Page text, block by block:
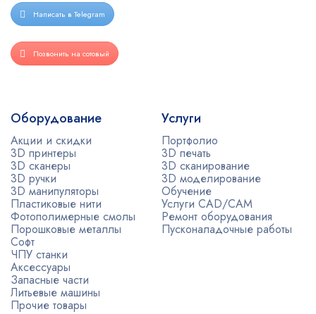
Написать в Telegram
Позвонить на сотовый
Оборудование
Акции и скидки
3D принтеры
3D сканеры
3D ручки
3D манипуляторы
Пластиковые нити
Фотополимерные смолы
Порошковые металлы
Софт
ЧПУ станки
Аксессуары
Запасные части
Литьевые машины
Прочие товары
Услуги
Портфолио
3D печать
3D сканирование
3D моделирование
Обучение
Услуги CAD/CAM
Ремонт оборудования
Пусконаладочные работы